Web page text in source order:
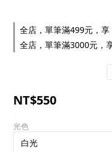
全店，單筆滿499元，
全店，單筆滿3000元，
NT$550
光色